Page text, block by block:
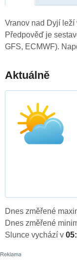
Vranov nad Dyjí leží
Předpověď je
GFS, ECMWF).
Aktuálně
Dnes změřené
Dnes změřené
Slunce vychází v